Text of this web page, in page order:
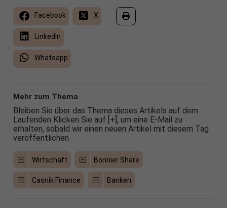
Facebook X
LinkedIn
Whatsapp
Mehr zum Thema
Bleiben Sie über das Thema dieses Artikels auf dem
Laufenden Klicken Sie auf [+], um eine E-Mail zu
erhalten, sobald wir einen neuen Artikel mit diesem Tag
veröffentlichen
Wirtschaft Bonnier Share
Casnik Finance Banken